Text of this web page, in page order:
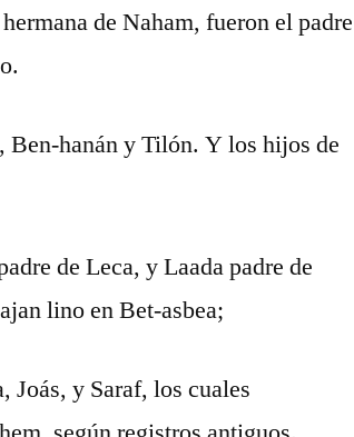
de Naham, fueron el padre
hanán y Tilón. Y los hijos de
de Leca, y Laada padre de
lino en Bet-asbea;
Joás, y Saraf, los cuales